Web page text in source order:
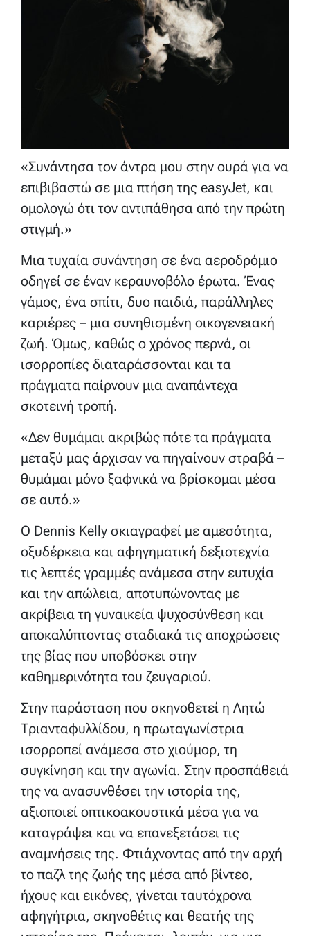
«Συνάντησα τον άντρα μου στην ουρά για να
επιβιβαστώ σε μια πτήση της easyJet, και
ομολογώ ότι τον αντιπάθησα από την πρώτη
στιγμή.»
Μια τυχαία συνάντηση σε ένα αεροδρόμιο
οδηγεί σε έναν κεραυνοβόλο έρωτα. Ένας
γάμος, ένα σπίτι, δυο παιδιά, παράλληλες
καριέρες – μια συνηθισμένη οικογενειακή
ζωή. Όμως, καθώς ο χρόνος περνά, οι
ισορροπίες διαταράσσονται και τα
πράγματα παίρνουν μια αναπάντεχα
σκοτεινή τροπή.
«Δεν θυμάμαι ακριβώς πότε τα πράγματα
μεταξύ μας άρχισαν να πηγαίνουν στραβά –
θυμάμαι μόνο ξαφνικά να βρίσκομαι μέσα
σε αυτό.»
Ο Dennis Kelly σκιαγραφεί με αμεσότητα,
οξυδέρκεια και αφηγηματική δεξιοτεχνία
τις λεπτές γραμμές ανάμεσα στην ευτυχία
και την απώλεια, αποτυπώνοντας με
ακρίβεια τη γυναικεία ψυχοσύνθεση και
αποκαλύπτοντας σταδιακά τις αποχρώσεις
της βίας που υποβόσκει στην
καθημερινότητα του ζευγαριού.
Στην παράσταση που σκηνοθετεί η Λητώ
Τριανταφυλλίδου, η πρωταγωνίστρια
ισορροπεί ανάμεσα στο χιούμορ, τη
συγκίνηση και την αγωνία. Στην προσπάθειά
της να ανασυνθέσει την ιστορία της,
αξιοποιεί οπτικοακουστικά μέσα για να
καταγράψει και να επανεξετάσει τις
αναμνήσεις της. Φτιάχνοντας από την αρχή
το παζλ της ζωής της μέσα από βίντεο,
ήχους και εικόνες, γίνεται ταυτόχρονα
αφηγήτρια, σκηνοθέτις και θεατής της